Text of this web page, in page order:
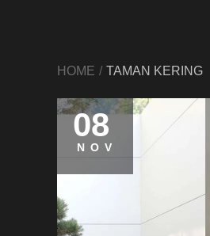
HOME TAMAN KERING
08
NOV